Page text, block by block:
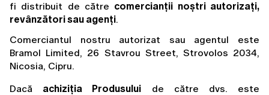
fi distribuit de către comercianții noștri autorizați,
revânzători sau agenți.
Comerciantul nostru autorizat sau agentul este
Bramol Limited, 26 Stavrou Street, Strovolos 2034,
Nicosia, Cipru.
Dacă achiziția Produsului de către dvs. este